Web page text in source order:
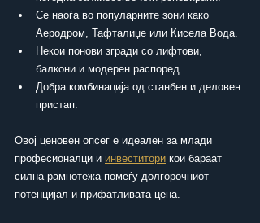
Се наоѓа во популарните зони како
Аеродром, Тафталиџе или Кисела Вода.
Некои понови згради со лифтови,
балкони и модерен распоред.
Добра комбинација од станбен и деловен
пристап.
Овој ценовен опсег е идеален за млади
професионалци и инвеститори кои бараат
силна рамнотежа помеѓу долгорочниот
потенцијал и прифатливата цена.